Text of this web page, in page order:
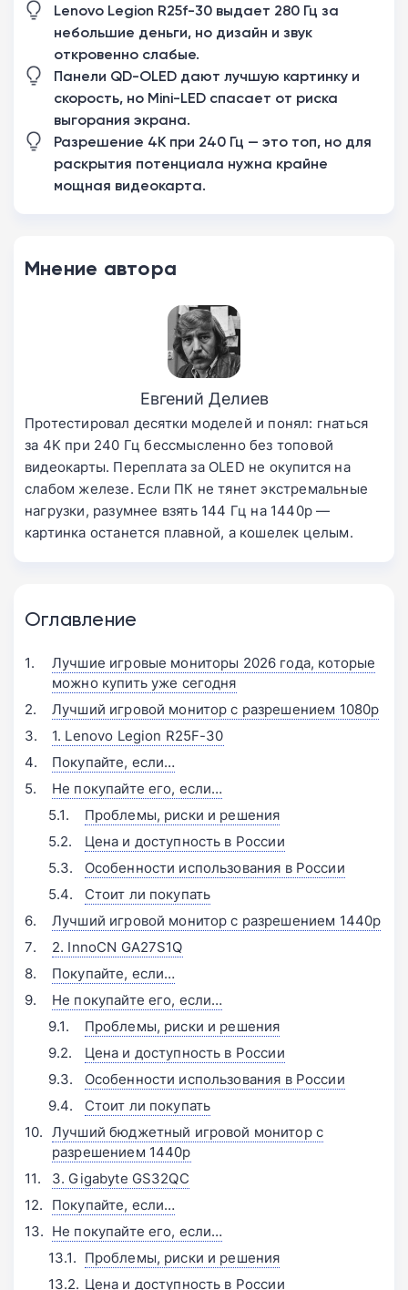
Lenovo Legion R25f-30 выдает 280 Гц за
небольшие деньги, но дизайн и звук
откровенно слабые.
Панели QD-OLED дают лучшую картинку и
скорость, но Mini-LED спасает от риска
выгорания экрана.
Разрешение 4K при 240 Гц — это топ, но для
раскрытия потенциала нужна крайне
мощная видеокарта.
Мнение автора
Евгений Делиев
Протестировал десятки моделей и понял: гнаться
за 4K при 240 Гц бессмысленно без топовой
видеокарты. Переплата за OLED не окупится на
слабом железе. Если ПК не тянет экстремальные
нагрузки, разумнее взять 144 Гц на 1440p —
картинка останется плавной, а кошелек целым.
Оглавление
Лучшие игровые мониторы 2026 года, которые
можно купить уже сегодня
Лучший игровой монитор с разрешением 1080p
1. Lenovo Legion R25F-30
Покупайте, если…
Не покупайте его, если…
Проблемы, риски и решения
Цена и доступность в России
Особенности использования в России
Стоит ли покупать
Лучший игровой монитор с разрешением 1440p
2. InnoCN GA27S1Q
Покупайте, если…
Не покупайте его, если…
Проблемы, риски и решения
Цена и доступность в России
Особенности использования в России
Стоит ли покупать
Лучший бюджетный игровой монитор с
разрешением 1440p
3. Gigabyte GS32QC
Покупайте, если…
Не покупайте его, если…
Проблемы, риски и решения
Цена и доступность в России